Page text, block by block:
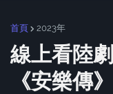
首頁 2023年
線上看陸
《安樂傳